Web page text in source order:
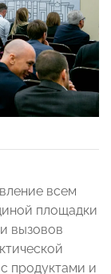
всем
площадки
вызовов
продуктами и